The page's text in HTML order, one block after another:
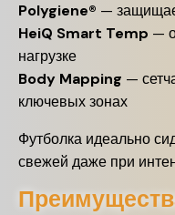
Polygiene® —
HeiQ Smart Temp —
нагрузке
Body Mapping —
ключевых зонах
Футболка идеально
свежей даже при